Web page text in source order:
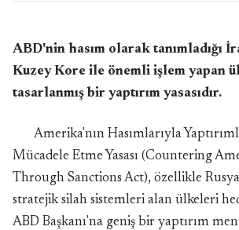
ABD'nin hasım olarak tanımladığı
Kuzey Kore ile önemli işlem yapan
tasarlanmış bir yaptırım yasasıdır.
Amerika'nın Hasımlarıyla
Mücadele Etme Yasası (Countering
Through Sanctions Act), özellikle
stratejik silah sistemleri alan ülkeleri
ABD Başkanı'na geniş bir yaptırım